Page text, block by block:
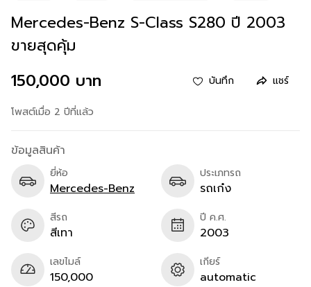
Mercedes-Benz S-Class S280 ปี 2003
ขายสุดคุ้ม
150,000 บาท
บันทึก แชร์
โพสต์เมื่อ 2 ปีที่แล้ว
ข้อมูลสินค้า
ยี่ห้อ
Mercedes-Benz
ประเภทรถ
รถเก๋ง
สีรถ
สีเทา
ปี ค.ศ.
2003
เลขไมล์
150,000
เกียร์
automatic